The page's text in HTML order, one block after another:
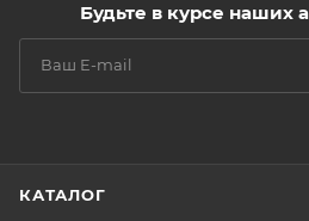
Будьте в курсе наших
КАТАЛОГ